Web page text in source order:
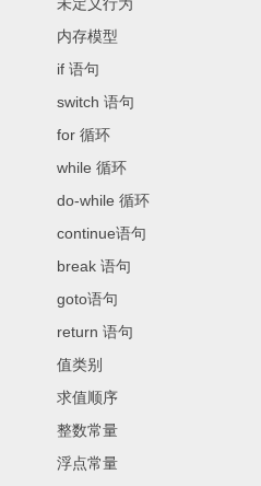
内存模型
if 语句
switch 语句
for 循环
while 循环
do-while 循环
continue语句
break 语句
goto语句
return 语句
值类别
求值顺序
整数常量
浮点常量